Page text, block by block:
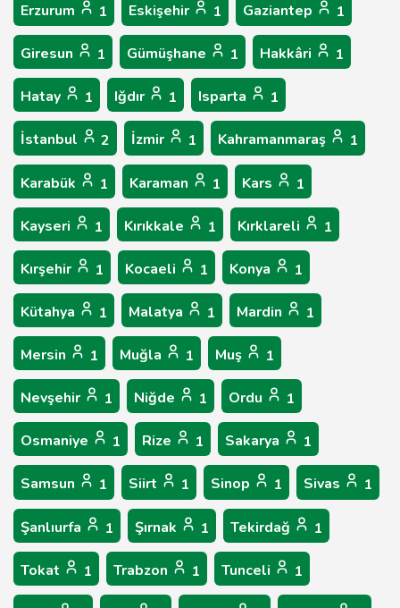
Erzurum 1 Eskişehir 1 Gaziantep 1
Giresun 1 Gümüşhane 1 Hakkâri 1
Hatay 1 Iğdır 1 Isparta 1
İstanbul 2 İzmir 1 Kahramanmaraş 1
Karabük 1 Karaman 1 Kars 1
Kayseri 1 Kırıkkale 1 Kırklareli 1
Kırşehir 1 Kocaeli 1 Konya 1
Kütahya 1 Malatya 1 Mardin 1
Mersin 1 Muğla 1 Muş 1
Nevşehir 1 Niğde 1 Ordu 1
Osmaniye 1 Rize 1 Sakarya 1
Samsun 1 Siirt 1 Sinop 1 Sivas 1
Şanlıurfa 1 Şırnak 1 Tekirdağ 1
Tokat 1 Trabzon 1 Tunceli 1